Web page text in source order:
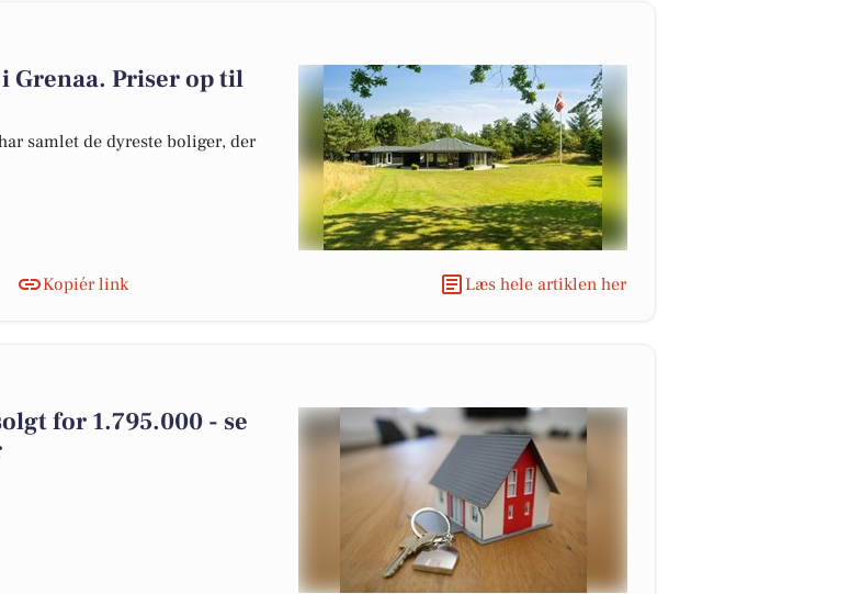
Grenaa. Priser op til
samlet de dyreste boliger, der
Kopiér link Læs hele artiklen her
for 1.795.000 - se